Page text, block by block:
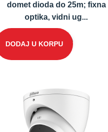
domet dioda do 25m; fixna
optika, vidni ug...
DODAJ U KORPU